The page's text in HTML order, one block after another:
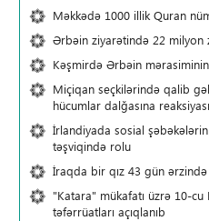
Məkkədə 1000 illik Quran
Ərbəin ziyarətində 22 milyon
Kəşmirdə Ərbəin
Miçiqan seçkilərində qalib
hücumlar dalğasına reaksiyası
İrlandiyada sosial şəbəkələrin
təşviqində rolu
İraqda bir qız 43 gün
"Katara" mükafatı üzrə 10-cu
təfərrüatları açıqlanıb